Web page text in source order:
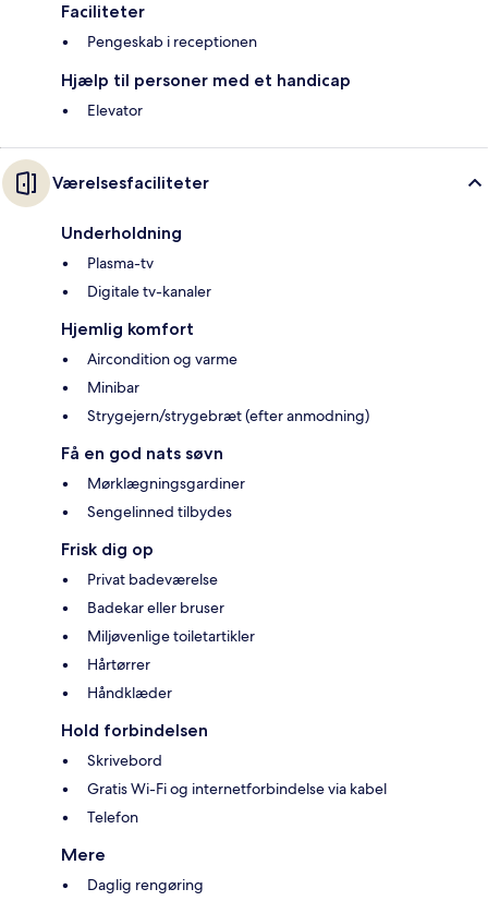
Faciliteter
Pengeskab i receptionen
Hjælp til personer med et handicap
Elevator
Værelsesfaciliteter
Underholdning
Plasma-tv
Digitale tv-kanaler
Hjemlig komfort
Aircondition og varme
Minibar
Strygejern/strygebræt (efter anmodning)
Få en god nats søvn
Mørklægningsgardiner
Sengelinned tilbydes
Frisk dig op
Privat badeværelse
Badekar eller bruser
Miljøvenlige toiletartikler
Hårtørrer
Håndklæder
Hold forbindelsen
Skrivebord
Gratis Wi-Fi og internetforbindelse via kabel
Telefon
Mere
Daglig rengøring